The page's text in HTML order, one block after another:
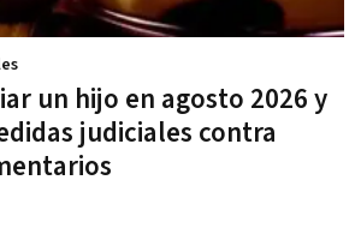
un hijo en agosto 2026 y
judiciales contra